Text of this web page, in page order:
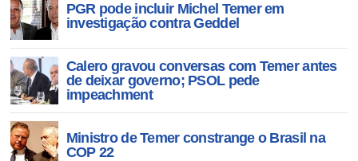
PGR pode incluir Michel Temer em
investigação contra Geddel
Calero gravou conversas com Temer antes
de deixar governo; PSOL pede
impeachment
Ministro de Temer constrange o Brasil na
COP 22